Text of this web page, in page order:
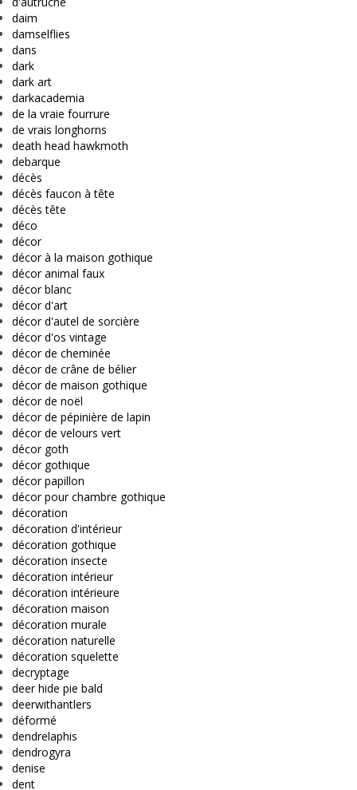
daim
damselflies
dans
dark
dark art
darkacademia
de la vraie fourrure
de vrais longhorns
death head hawkmoth
debarque
décès
décès faucon à tête
décès tête
déco
décor
décor à la maison gothique
décor animal faux
décor blanc
décor d'art
décor d'autel de sorcière
décor d'os vintage
décor de cheminée
décor de crâne de bélier
décor de maison gothique
décor de noël
décor de pépinière de lapin
décor de velours vert
décor goth
décor gothique
décor papillon
décor pour chambre gothique
décoration
décoration d'intérieur
décoration gothique
décoration insecte
décoration intérieur
décoration intérieure
décoration maison
décoration murale
décoration naturelle
décoration squelette
decryptage
deer hide pie bald
deerwithantlers
déformé
dendrelaphis
dendrogyra
denise
dent